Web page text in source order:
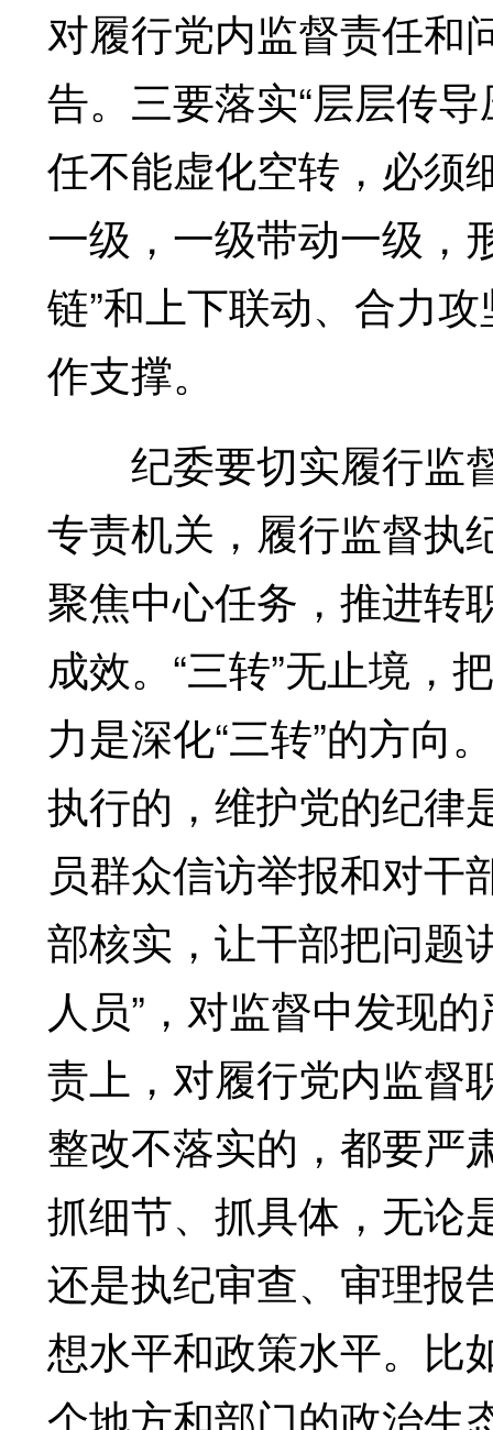
对履行党内监督责任和
告。三要落实“层层传
任不能虚化空转，必须
一级，一级带动一级，
链”和上下联动、合力
作支撑。
纪委要切实履行监
专责机关，履行监督执
聚焦中心任务，推进转
成效。“三转”无止境，
力是深化“三转”的方向
执行的，维护党的纪律
员群众信访举报和对干
部核实，让干部把问题
人员”，对监督中发现
责上，对履行党内监督
整改不落实的，都要严
抓细节、抓具体，无论
还是执纪审查、审理报
想水平和政策水平。比
个地方和部门的政治生